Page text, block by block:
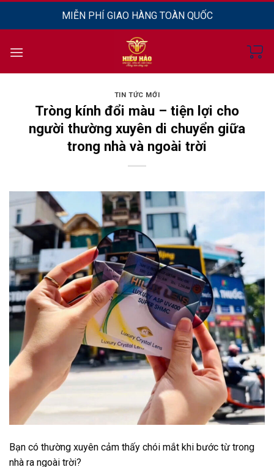
dung
MIỄN PHÍ GIAO HÀNG TOÀN QUỐC
TIN TỨC MỚI
Tròng kính đổi màu – tiện lợi cho
người thường xuyên di chuyển giữa
trong nhà và ngoài trời
Bạn có thường xuyên cảm thấy chói mắt khi bước từ trong
nhà ra ngoài trời?